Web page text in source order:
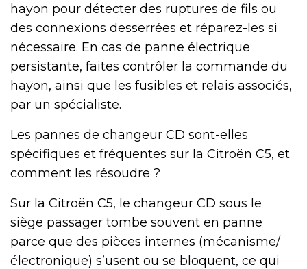
hayon pour détecter des ruptures de fils ou
des connexions desserrées et réparez-les si
nécessaire. En cas de panne électrique
persistante, faites contrôler la commande du
hayon, ainsi que les fusibles et relais associés,
par un spécialiste.
Les pannes de changeur CD sont-elles
spécifiques et fréquentes sur la Citroën C5, et
comment les résoudre ?
Sur la Citroën C5, le changeur CD sous le
siège passager tombe souvent en panne
parce que des pièces internes (mécanisme/
électronique) s’usent ou se bloquent, ce qui